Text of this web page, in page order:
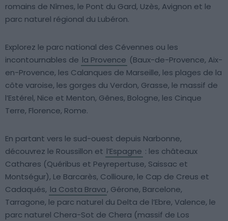
romains de Nîmes, le Pont du Gard, Uzès, Avignon et le
parc naturel régional du Lubéron.
Explorez le parc national des Cévennes ou les
incontournables de la Provence (Baux-de-Provence, Aix-
en-Provence, les Calanques de Marseille, les plages de la
côte varoise, les gorges du Verdon, Grasse, le massif de
l’Estérel, Nice et Menton, Gênes, Bologne, les Cinque
Terre, Florence, Rome.
En partant vers le sud-ouest depuis Narbonne,
découvrez le Roussillon et l’Espagne : les châteaux
Cathares (Quéribus et Peyrepertuse, Saissac et
Montségur), Le Barcarès, Collioure, le Cap de Creus et
Cadaqués, la Costa Brava, Gérone, Barcelone,
Tarragone, le parc naturel du Delta de l’Ebre, Valence, le
parc naturel Chera-Sot de Chera (massif de Los